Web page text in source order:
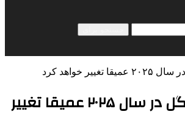
خواهد کرد
جستجوی گوگل در سال ۲۰۲۵ عمیقا تغییر